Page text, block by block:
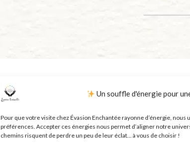
Un souffle d'énergie pour
Pour que votre visite chez Évasion Enchantée rayonne d’énergie,
préférences. Accepter ces énergies nous permet d’aligner notre
chemins risquent de perdre un peu de leur éclat… à vous de choisir !